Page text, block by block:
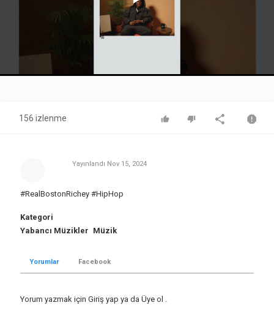
Play
Video
156 izlenme
Yayınlandı Nov 15, 2024
#RealBostonRichey #HipHop
Kategori
Yabancı Müzikler Müzik
Yorumlar Facebook
Yorum yazmak için Giriş yap ya da Üye ol .